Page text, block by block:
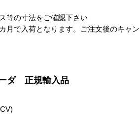
等の寸法をご確認下さい
月で入荷となります。ご注文後のキャン
ダ 正規輸入品